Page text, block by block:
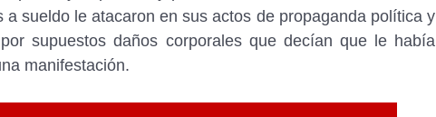
a sueldo le atacaron en sus actos de propaganda política y
supuestos daños corporales que decían que le había
manifestación.